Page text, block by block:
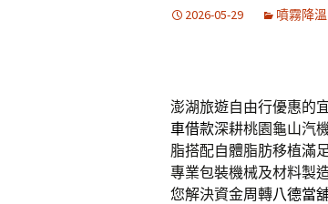
2026-05-29 噴霧降溫
澎湖旅遊自由行優惠的
車借款深耕桃園龜山汽
脂搭配自體脂肪移植滿
專業包裝機械及材料製
您解決資金周轉八德當